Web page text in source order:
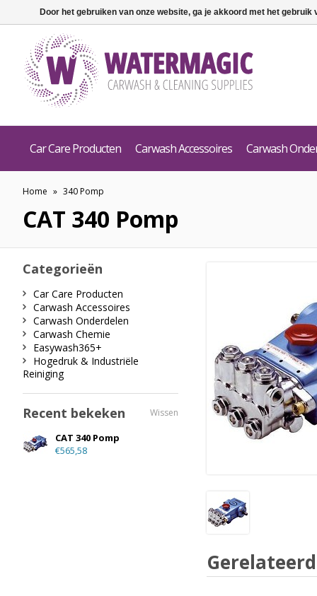
Car Care Producten Carwash Accessoires Carwash
Home » 340 Pomp
CAT 340 Pomp
Categorieën
Car Care Producten
Carwash Accessoires
Carwash Onderdelen
Carwash Chemie
Easywash365+
Hogedruk & Industriële
Reiniging
Recent bekeken Wissen
CAT 340 Pomp
€565,58
Door het gebruiken van onze website, ga je akkoord met het